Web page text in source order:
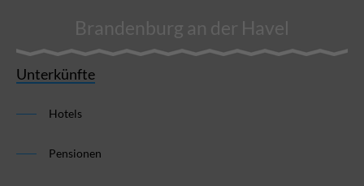
Brandenburg an der Havel
Unterkünfte
Hotels
Pensionen